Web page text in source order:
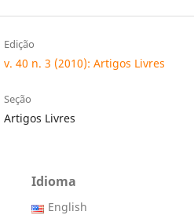
Edição
v. 40 n. 3 (2010): Artigos Livres
Seção
Artigos Livres
Idioma
English